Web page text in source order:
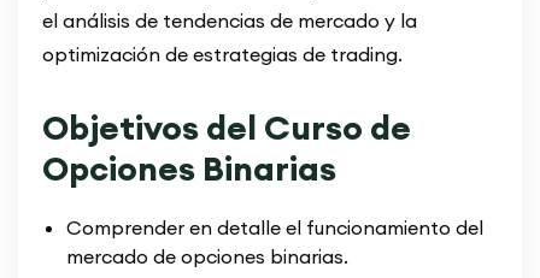
el análisis de tendencias de mercado y la
optimización de estrategias de trading.
Objetivos del Curso de
Opciones Binarias
Comprender en detalle el funcionamiento del
mercado de opciones binarias.